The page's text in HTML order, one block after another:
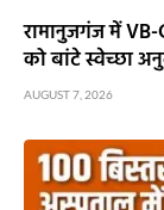
रामानुजगंज में VB-
को बांटे स्वेच्छा
AUGUST 7, 2026